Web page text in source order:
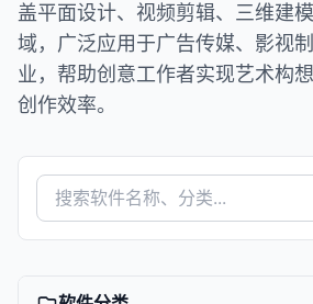
盖平面设计、视频剪辑、三维建
域，广泛应用于广告传媒、影视
业，帮助创意工作者实现艺术构
创作效率。